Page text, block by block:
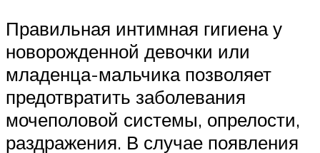
Правильная интимная гигиена у
новорожденной девочки или
младенца-мальчика позволяет
предотвратить заболевания
мочеполовой системы, опрелости,
раздражения. В случае появления